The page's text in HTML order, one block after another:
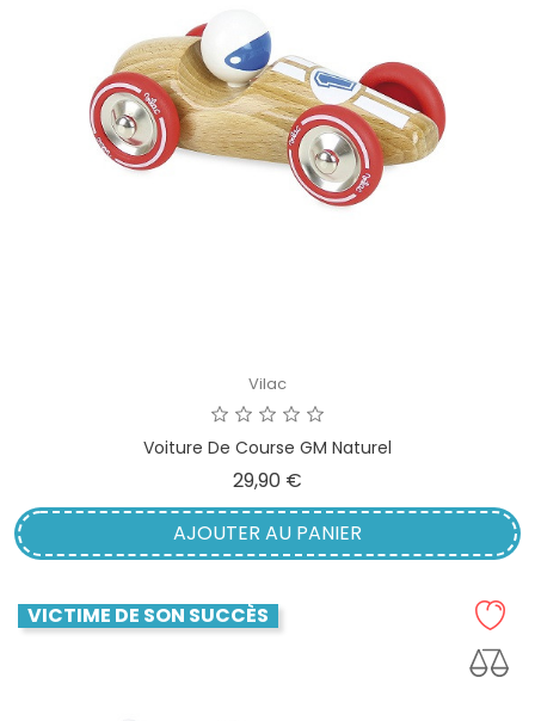
Vilac
Voiture De Course GM Naturel
29,90 €
AJOUTER AU PANIER
VICTIME DE SON SUCCÈS